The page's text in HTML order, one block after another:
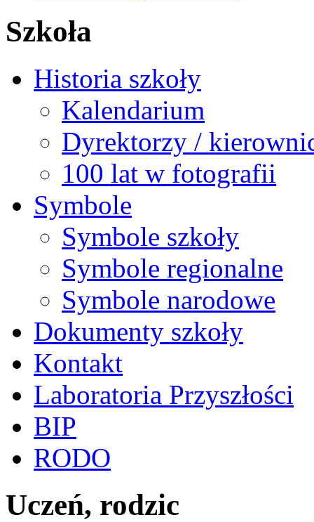
Szkoła
Historia szkoły
Kalendarium
Dyrektorzy /
100 lat w fotografii
Symbole
Symbole szkoły
Symbole regionalne
Symbole narodowe
Dokumenty szkoły
Kontakt
Laboratoria Przyszłości
BIP
RODO
Uczeń, rodzic